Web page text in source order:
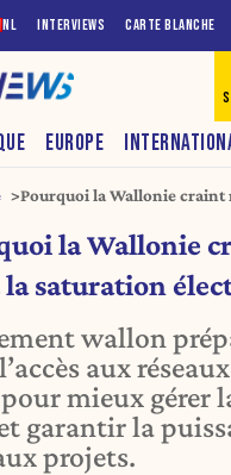
NL INTERVIEWS CARTE BLANCHE
EUROPE
Pourquoi la Wallonie craint
la Wallonie
saturation
wallon
aux réseaux
mieux gérer
garantir la
projets.